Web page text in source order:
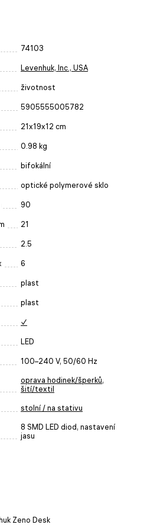
74103
Levenhuk, Inc., USA
životnost
5905555005782
21x19x12 cm
0.98 kg
bifokální
optické polymerové sklo
90
21
2.5
6
plast
plast
✓
LED
100–240 V, 50/60 Hz
oprava hodinek/šperků,
šití/textil
stolní / na stativu
8 SMD LED diod, nastavení
jasu
Zeno Desk